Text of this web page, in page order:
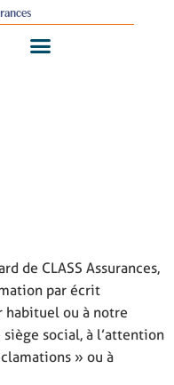
de CLASS Assurances,
par écrit
ou à notre
social, à l’attention
» ou à